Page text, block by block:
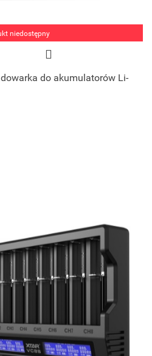
niedostępny
do akumulatorów Li-